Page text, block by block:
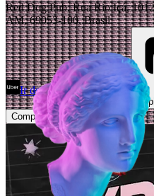
Red Dog Pub, Rua Rio Içá,
AM, 69053-100, Brasil
Ir de Uber Abrir Maps
Comprar Ingressos